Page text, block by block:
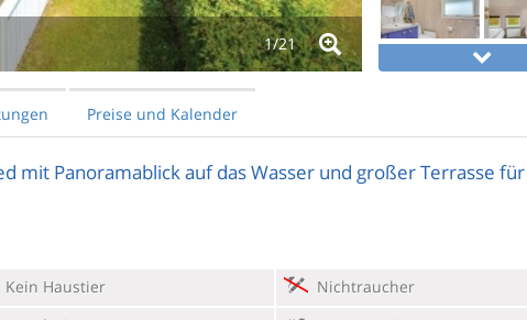
1/21
Preise und Kalender
mit Panoramablick auf das Wasser und großer Terrasse für
Kein Haustier
Nichtraucher